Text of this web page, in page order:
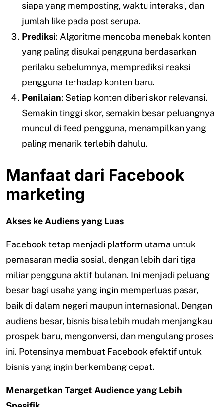
siapa yang memposting, waktu interaksi, dan
jumlah like pada post serupa.
Prediksi: Algoritme mencoba menebak konten
yang paling disukai pengguna berdasarkan
perilaku sebelumnya, memprediksi reaksi
pengguna terhadap konten baru.
Penilaian: Setiap konten diberi skor relevansi.
Semakin tinggi skor, semakin besar peluangnya
muncul di feed pengguna, menampilkan yang
paling menarik terlebih dahulu.
Manfaat dari Facebook
marketing
Akses ke Audiens yang Luas
Facebook tetap menjadi platform utama untuk
pemasaran media sosial, dengan lebih dari tiga
miliar pengguna aktif bulanan. Ini menjadi peluang
besar bagi usaha yang ingin memperluas pasar,
baik di dalam negeri maupun internasional. Dengan
audiens besar, bisnis bisa lebih mudah menjangkau
prospek baru, mengonversi, dan mengulang proses
ini. Potensinya membuat Facebook efektif untuk
bisnis yang ingin berkembang cepat.
Menargetkan Target Audience yang Lebih